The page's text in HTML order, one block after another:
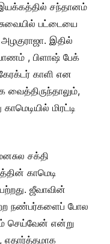
சந்தானம்
பட்டையை
இதில்
, பிளாஷ் பேக்
காளி என
வைத்திருந்தாலும்,
மிரட்டி
சக்தி
காமெடி
ஜீவாவின்
நண்பர்களைப் போல
செய்வேன் என்று